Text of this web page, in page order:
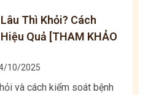
Thì Khỏi? Cách
Quả [THAM KHẢO
10/2025
và cách kiểm soát bệnh